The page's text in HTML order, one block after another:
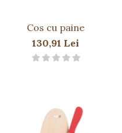
Cos cu paine
130,91 Lei